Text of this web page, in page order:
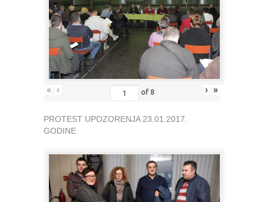
« ‹ of 8 › »
PROTEST UPOZORENJA 23.01.2017.
GODINE